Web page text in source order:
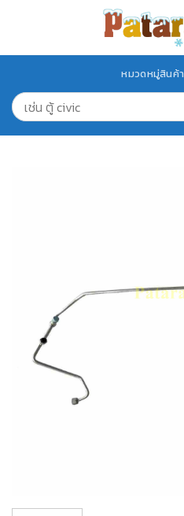
หมวดหมู่สินค้า